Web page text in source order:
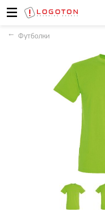
Футболки